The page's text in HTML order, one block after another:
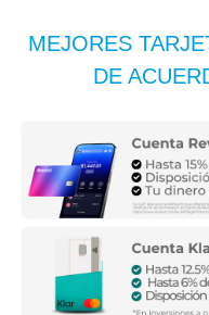
MEJORES
DE